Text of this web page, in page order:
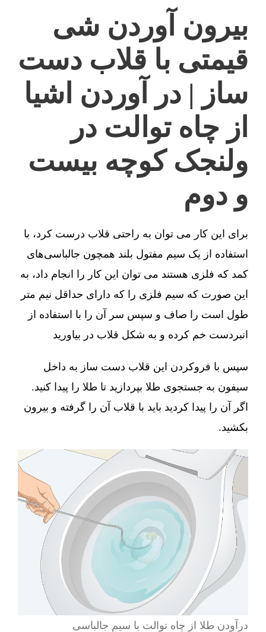
بیرون آوردن شی
قیمتی با قلاب دست
ساز | در آوردن اشیا
از چاه توالت در
ولنجک کوچه بیست
و دوم
برای این کار می توان به راحتی قلاب درست کرد، با
استفاده از یک سیم مفتول بلند همچون جالباسی‌های
کمد که فلزی هستند می توان این کار را انجام داد، به
این صورت که سیم فلزی را که دارای حداقل نیم متر
طول است را صاف و سپس سر آن را با استفاده از
انبردست خم کرده و به شکل قلاب در بیاورید
سپس با فروکردن این قلاب دست ساز به داخل
سیفون به جستجوی طلا بپردازید تا طلا را پیدا کنید.
اگر آن را پیدا کردید باید با قلاب آن را گرفته و بیرون
بکشید.
درآودن طلا از چاه توالت با سیم جالباسی